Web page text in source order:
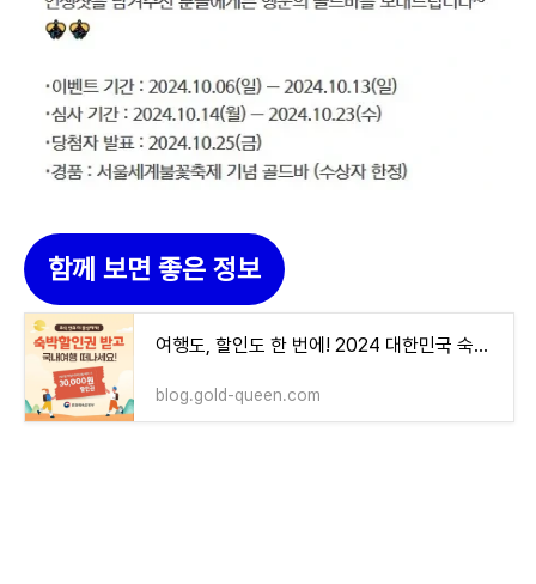
함께 보면 좋은 정보
여행도, 할인도 한 번에! 2024 대한민국 숙박세일 페스타 추석 연휴 여행 준비 완료! 최대 3만 원
blog.gold-queen.com